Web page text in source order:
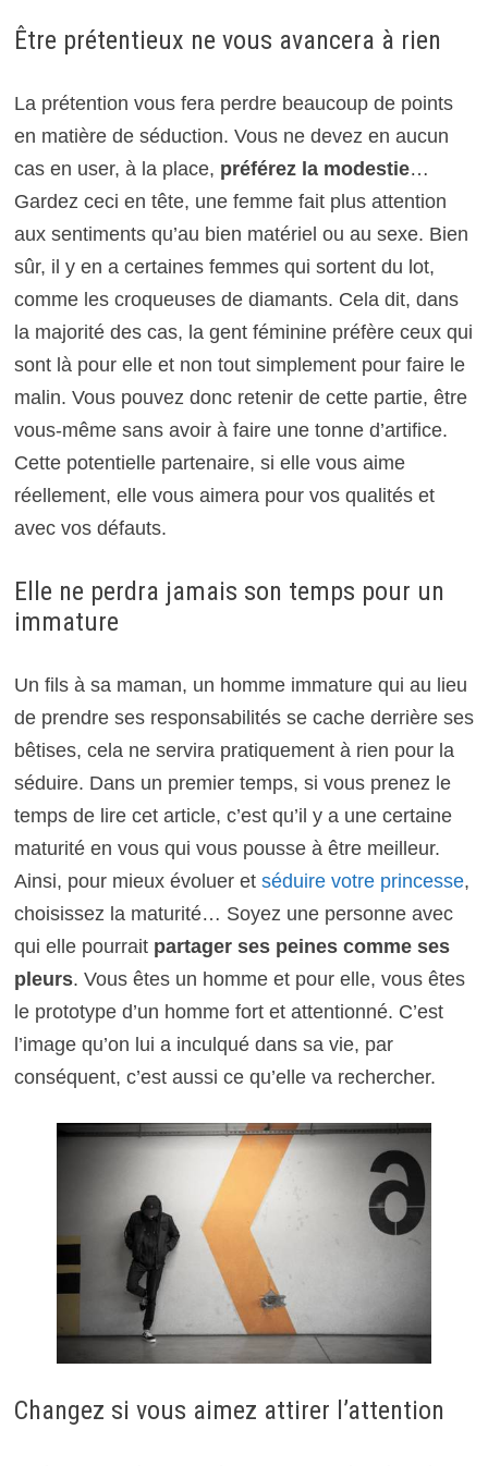
Être prétentieux ne vous avancera à rien
La prétention vous fera perdre beaucoup de points
en matière de séduction. Vous ne devez en aucun
cas en user, à la place, préférez la modestie…
Gardez ceci en tête, une femme fait plus attention
aux sentiments qu’au bien matériel ou au sexe. Bien
sûr, il y en a certaines femmes qui sortent du lot,
comme les croqueuses de diamants. Cela dit, dans
la majorité des cas, la gent féminine préfère ceux qui
sont là pour elle et non tout simplement pour faire le
malin. Vous pouvez donc retenir de cette partie, être
vous-même sans avoir à faire une tonne d’artifice.
Cette potentielle partenaire, si elle vous aime
réellement, elle vous aimera pour vos qualités et
avec vos défauts.
Elle ne perdra jamais son temps pour un
immature
Un fils à sa maman, un homme immature qui au lieu
de prendre ses responsabilités se cache derrière ses
bêtises, cela ne servira pratiquement à rien pour la
séduire. Dans un premier temps, si vous prenez le
temps de lire cet article, c’est qu’il y a une certaine
maturité en vous qui vous pousse à être meilleur.
Ainsi, pour mieux évoluer et séduire votre princesse,
choisissez la maturité… Soyez une personne avec
qui elle pourrait partager ses peines comme ses
pleurs. Vous êtes un homme et pour elle, vous êtes
le prototype d’un homme fort et attentionné. C’est
l’image qu’on lui a inculqué dans sa vie, par
conséquent, c’est aussi ce qu’elle va rechercher.
Changez si vous aimez attirer l’attention